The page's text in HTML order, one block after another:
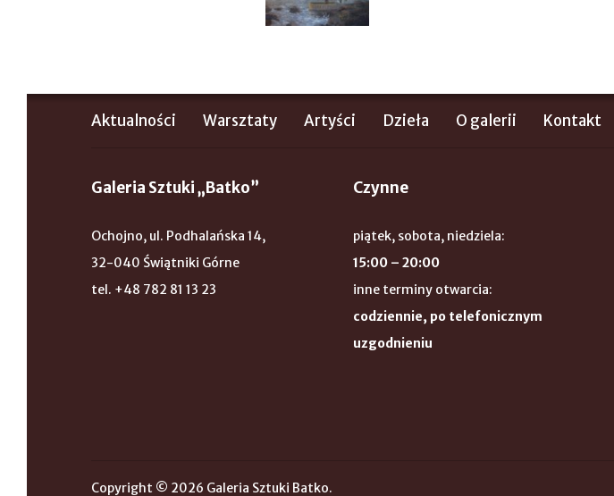
Aktualności Warsztaty Artyści Dzieła O galerii Kontakt
Galeria Sztuki „Batko”
Ochojno, ul. Podhalańska 14,
32-040 Świątniki Górne
tel. +48 782 81 13 23
Czynne
piątek, sobota, niedziela:
15:00 – 20:00
inne terminy otwarcia:
codziennie, po telefonicznym
uzgodnieniu
Copyright © 2026 Galeria Sztuki Batko.